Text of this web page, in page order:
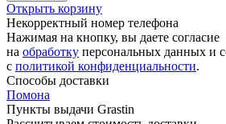
Открыть корзину
Некорректный номер телефона
Нажимая на кнопку, вы даете согласие
на обработку персональных данных и
c политикой конфиденциальности.
Способы доставки
Помона
Пункты выдачи Grastin